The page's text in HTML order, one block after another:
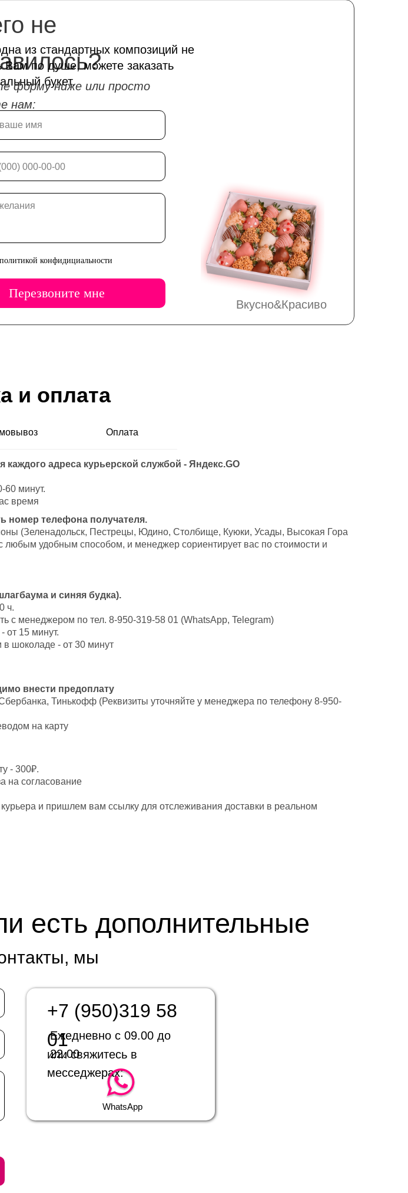
не
конфидициальности
Перезвоните мне
из стандартных композиций не
Вам по душе, можете заказать
букет.
форму ниже или просто
нам:
Вкусно&Красиво
и оплата
Оплата
адреса курьерской службой - Яндекс.GO
60 минут.
время
номер телефона получателя.
(Зеленадольск, Пестрецы, Юдино, Столбище, Куюки, Усады, Высокая Гора
удобным способом, и менеджер сориентирует вас по стоимости и
и синяя будка).
ч.
с менеджером по тел. 8-950-319-58 01 (WhatsApp, Telegram)
от 15 минут.
в шоколаде - от 30 минут
внести предоплату
Тинькофф (Реквизиты уточняйте у менеджера по телефону 8-950-
на карту
- 300₽.
на согласование
и пришлем вам ссылку для отслеживания доставки в реальном
есть дополнительные
мы
Ежедневно с 09.00 до
22.00
или свяжитесь в
месседжерах:
+7 (950)319 58
01
WhatsApp